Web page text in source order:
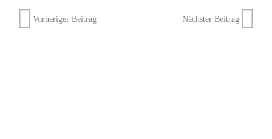
Vorheriger Beitrag Nächster Beitrag